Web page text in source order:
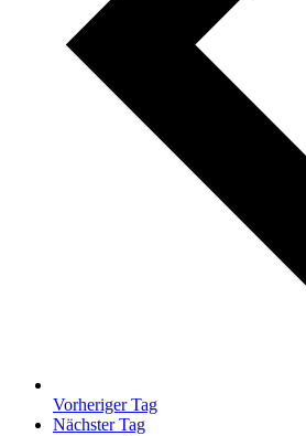
Vorheriger Tag
Nächster Tag